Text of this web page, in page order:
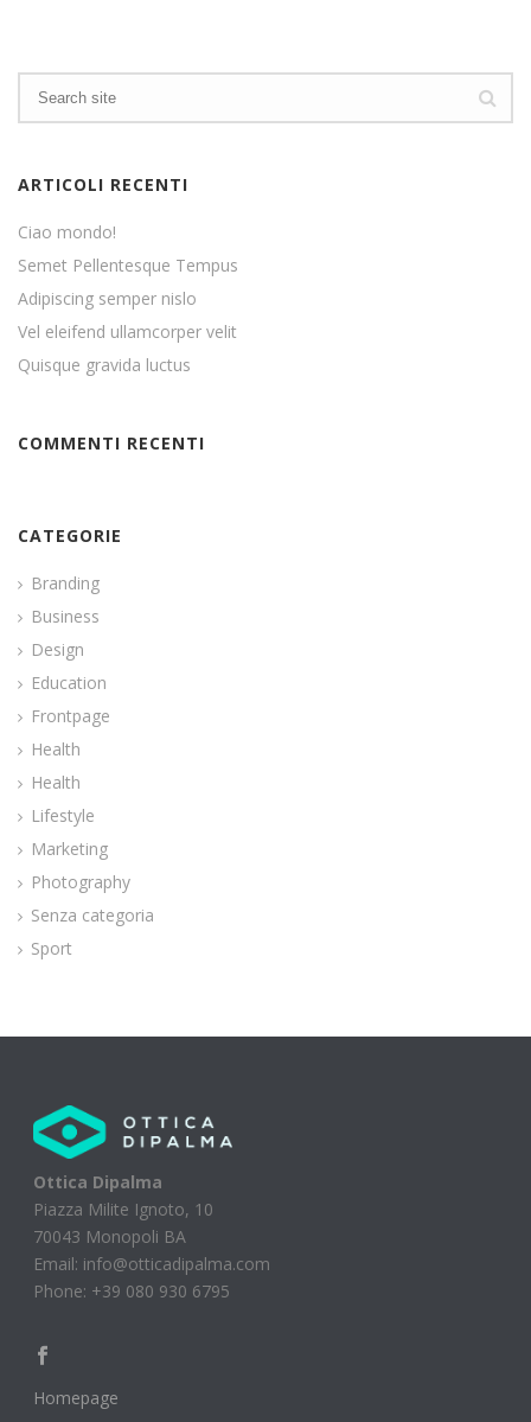
ARTICOLI RECENTI
Ciao mondo!
Semet Pellentesque Tempus
Adipiscing semper nislo
Vel eleifend ullamcorper velit
Quisque gravida luctus
COMMENTI RECENTI
CATEGORIE
Branding
Business
Design
Education
Frontpage
Health
Health
Lifestyle
Marketing
Photography
Senza categoria
Sport
Ottica Dipalma
Piazza Milite Ignoto, 10
70043 Monopoli BA
Email: info@otticadipalma.com
Phone: +39 080 930 6795
Homepage